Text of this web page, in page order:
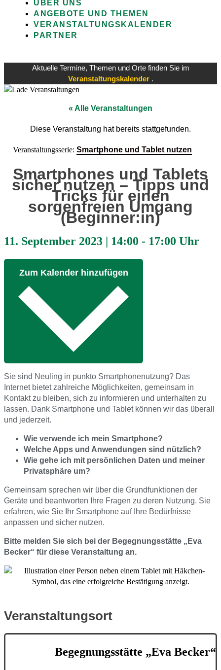
ÜBER UNS
ANGEBOTE UND THEMEN
VERANSTALTUNGSKALENDER
PARTNER
Aktuelle Termine, Themen und Orte finden Sie im
Veranstaltungskalender .
« Alle Veranstaltungen
Diese Veranstaltung hat bereits stattgefunden.
Veranstaltungsserie: Smartphone und Tablet nutzen
Smartphones und Tablets
sicher nutzen – Tipps und
Tricks für einen
sorgenfreien Umgang
(Beginner:in)
11. September 2023 14:00 - 17:00 Uhr
Sie sind Neuling in punkto Smartphonenutzung? Das
Internet bietet zahlreiche Möglichkeiten, gemeinsam in
Kontakt zu bleiben, sich zu informieren und unterhalten zu
lassen. Dank Smartphone und Tablet können wir das überall
und jederzeit.
Wie verwende ich mein Smartphone?
Welche Apps und Anwendungen sind nützlich?
Wie gehe ich mit persönlichen Daten und meiner
Privatsphäre um?
Gemeinsam sprechen wir über die Grundfunktionen der
Geräte und beantworten Ihre Fragen zu deren Nutzung. Sie
erfahren, wie Sie Ihr Smartphone auf Ihre Bedürfnisse
anpassen und sicher nutzen.
Bitte melden Sie sich bei der Begegnungsstätte „Eva
Becker“ für diese Veranstaltung an.
Veranstaltungsort
Begegnungsstätte „Eva Becker“